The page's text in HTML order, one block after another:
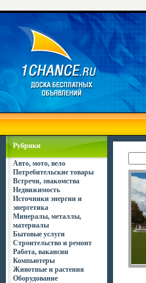
Рубрики
Авто, мото, вело
Потребительские товары
Встречи, знакомства
Недвижимость
Источники энергии и
энергетика
Минералы, металлы,
материалы
Бытовые услуги
Строительство и ремонт
Работа, вакансии
Компьютеры
Животные и растения
Оборудование